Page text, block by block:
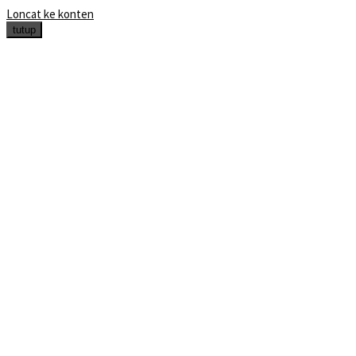
Loncat ke konten
tutup